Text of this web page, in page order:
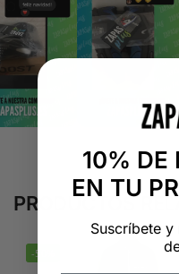
PRODUCTOS
-50%
10% DE
EN TU
Suscríbete